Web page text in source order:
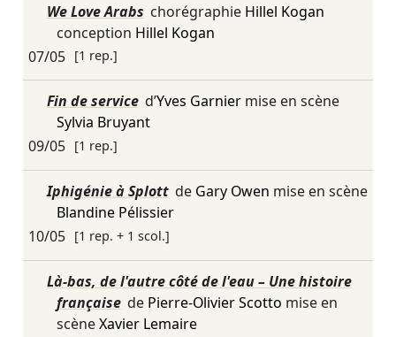
We Love Arabs chorégraphie Hillel Kogan
conception Hillel Kogan
07/05 [1 rep.]
Fin de service d’Yves Garniermise en scène
Sylvia Bruyant
09/05 [1 rep.]
Iphigénie à Splott de Gary Owen mise en scène
Blandine Pélissier
10/05 [1 rep. + 1 scol.]
Là-bas, de l'autre côté de l'eau – Une histoire
française de Pierre-Olivier Scotto mise en
scèneXavier Lemaire